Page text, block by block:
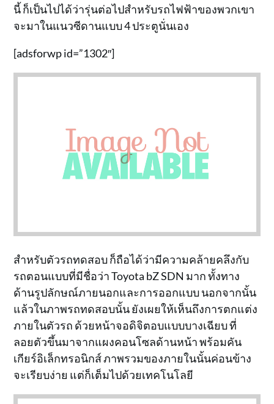
นี้ ก็เป็นไปได้ว่ารุ่นต่อไปสำหรับรถไฟฟ้าของพวกเขา
จะมาในแนวซีดานแบบ 4 ประตูนั่นเอง
[adsforwp id=”1302″]
สำหรับตัวรถทดสอบ ก็ถือได้ว่ามีความคล้ายคลึงกับ
รถตอนแบบที่มีชื่อว่า Toyota bZ SDN มาก ทั้งทาง
ด้านรูปลักษณ์ภายนอกและการออกแบบ นอกจากนั้น
แล้วในภาพรถทดสอบนั้น ยังเผยให้เห็นถึงการตกแต่ง
ภายในตัวรถ ด้วยหน้าจอดิจิตอบแบบบางเฉียบ ที่
ลอยตัวขึ้นมาจากแผงคอนโซลด้านหน้า พร้อมคัน
เกียร์อิเล็กทรอนิกส์ ภาพรวมของภายในนั้นค่อนข้าง
จะเรียบง่าย แต่ก็เต็มไปด้วยเทคโนโลยี